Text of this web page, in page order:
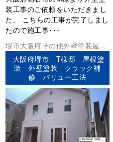
装工事のご依頼をいただきまし
た。 こちらの工事が完了しまし
たので施工事･･･
堺市大阪府その他外壁塗装屋根
塗装
大阪府堺市 T様邸 屋根塗
装 外壁塗装 クラック補
修 バリュー工法